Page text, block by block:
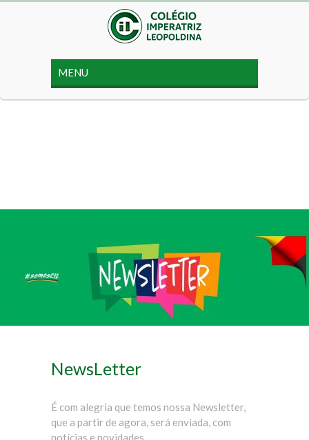
NewsLetter
É com alegria que temos nossa Newsletter,
que a partir de agora, será enviada, com
notícias e novidades.